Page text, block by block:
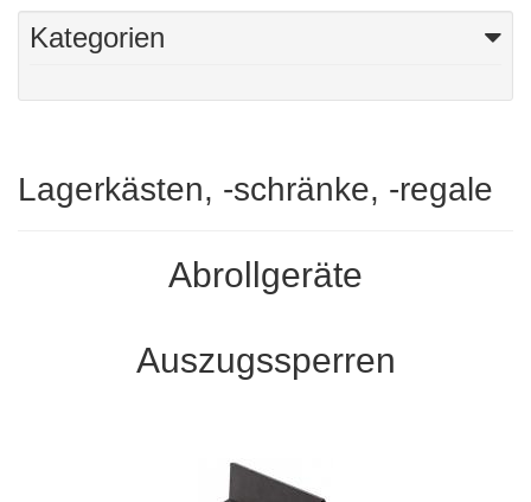
Kategorien
Lagerkästen, -schränke, -regale
Abrollgeräte
Auszugssperren